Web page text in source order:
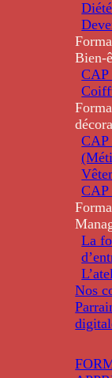
Bien-
CAP
CAP
CAP
La
Nos